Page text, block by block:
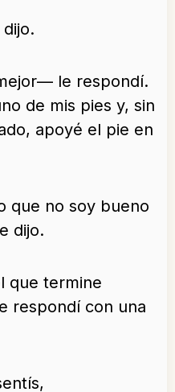
le respondí.
de mis pies y, sin
apoyé el pie en
que no soy bueno
dijo.
que termine
respondí con una